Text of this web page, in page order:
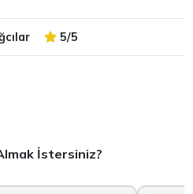
5/5
İstersiniz?